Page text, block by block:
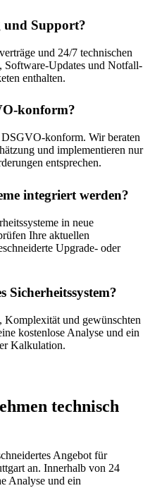
und Support?
und 24/7 technischen
Software-Updates und Notfall-
enthalten.
konform?
DSGVO-konform. Wir beraten
und implementieren nur
entsprechen.
integriert werden?
in neue
Ihre aktuellen
Upgrade- oder
Sicherheitssystem?
und gewünschten
kostenlose Analyse und ein
Kalkulation.
technisch
Angebot für
an. Innerhalb von 24
Analyse und ein